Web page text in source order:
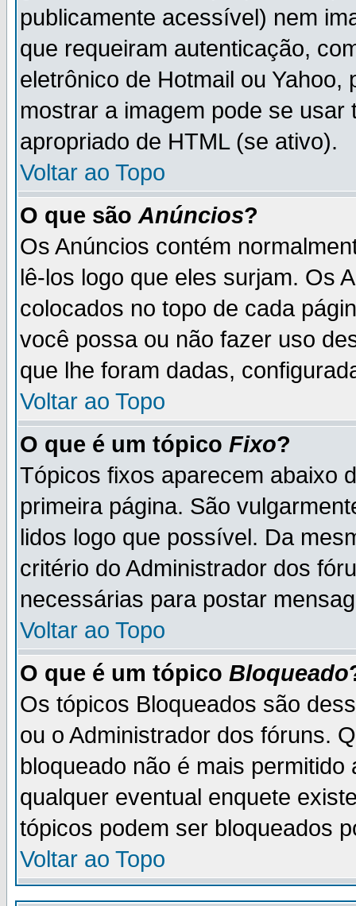
publicamente acessível) nem
que requeiram autenticação,
eletrônico de Hotmail ou
mostrar a imagem pode se
apropriado de HTML (se ativo).
Voltar ao Topo
O que são Anúncios?
Os Anúncios contém
lê-los logo que eles surjam. Os
colocados no topo de cada
você possa ou não fazer uso
que lhe foram dadas,
Voltar ao Topo
O que é um tópico Fixo?
Tópicos fixos aparecem abaixo
primeira página. São
lidos logo que possível. Da
critério do Administrador dos
necessárias para postar
Voltar ao Topo
O que é um tópico Bloqueado
Os tópicos Bloqueados são
ou o Administrador dos fóruns.
bloqueado não é mais
qualquer eventual enquete
tópicos podem ser bloqueados
Voltar ao Topo